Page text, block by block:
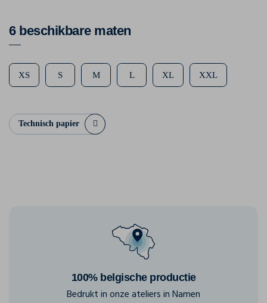
6 beschikbare maten
XS S M L XL XXL
Technisch papier
100% belgische productie
Bedrukt in onze ateliers in Namen